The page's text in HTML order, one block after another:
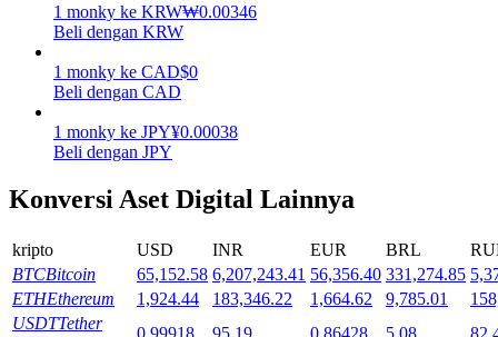
Launchpool
1 monky ke KRW₩0.00346
Beli dengan KRW
1 monky ke CAD$0
Beli dengan CAD
1 monky ke JPY¥0.00038
Beli dengan JPY
Konversi Aset Digital Lainnya
kripto USD INR EUR BRL
BTCBitcoin 65,152.58 6,207,243.41 56,356.40 331,274.85
ETHEthereum 1,924.44 183,346.22 1,664.62 9,785.01
USDTTether
0.99918 95.19 0.86428 5.08